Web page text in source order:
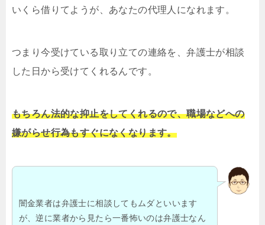
いくら借りてようが、あなたの代理人になれます。
つまり今受けている取り立ての連絡を、弁護士が相談
した日から受けてくれるんです。
もちろん法的な抑止をしてくれるので、職場などへの
嫌がらせ行為もすぐになくなります。
闇金業者は弁護士に相談してもムダといいます
が、逆に業者から見たら一番怖いのは弁護士なん